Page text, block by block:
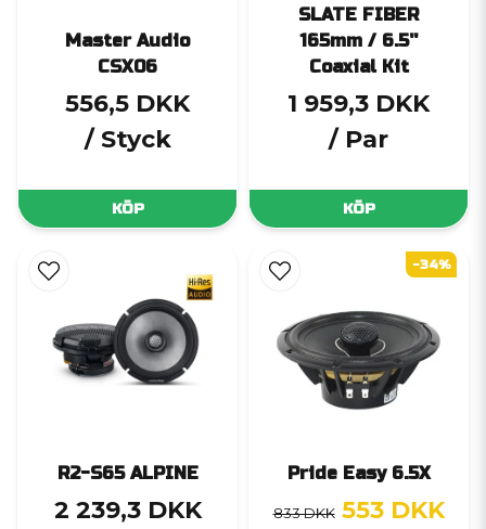
Master Audio
CSX06
556,5 DKK
/ Styck
KÖP
SLATE FIBER
165mm / 6.5''
Coaxial Kit
1 959,3 DKK
/ Par
KÖP
R2-S65 ALPINE
2 239,3 DKK
Pride Easy 6.5X
833 DKK 553 DKK
-34%